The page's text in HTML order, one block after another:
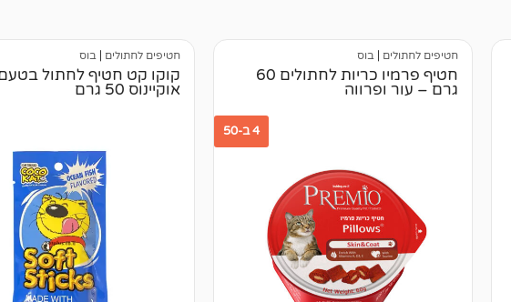
חטיפים לחתולים בוס
חטיף פרמיו כריות לחתולים 60
גרם – עור ופרווה
4 ב-50
חטיפים לחתולים בוס
קוקו קט חטיף לחתול בטעם
אוקיינוס 50 גרם